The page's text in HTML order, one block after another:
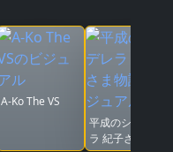
A-Ko The VS
平成のシンデレ
ラ 紀子さま物語